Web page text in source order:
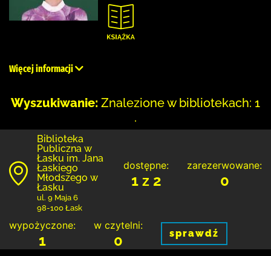
Więcej informacji
Wyszukiwanie: Znalezione w bibliotekach: 1
.
Biblioteka
Publiczna w
Łasku im. Jana
Łaskiego
Młodszego w
Łasku
ul. 9 Maja 6
98-100 Łask
dostępne:
1 z 2
zarezerwowane:
0
wypożyczone:
1
w czytelni:
0 sprawdź